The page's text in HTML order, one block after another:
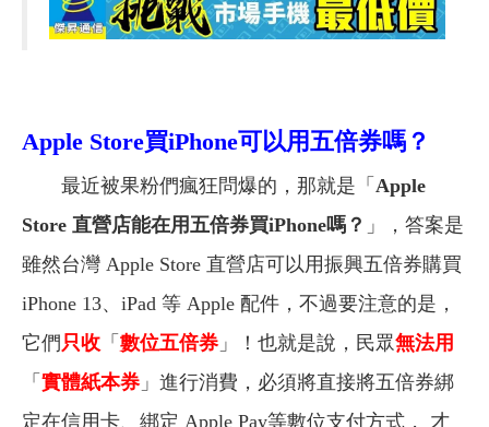
Apple Store買iPhone可以用五倍券嗎？
最近被果粉們瘋狂問爆的，那就是「 Apple
Store 直營店能在用五倍券買iPhone嗎？ 」，答案是
雖然台灣 Apple Store 直營店可以用振興五倍券購買
iPhone 13、iPad 等 Apple 配件，不過要注意的是，
它們只收 「 數位五倍券」！也就是說，民眾無法用
「 實體紙本券」進行消費，必須將直接將五倍券綁
定在信用卡、綁定 Apple Pay等數位支付方式， 才